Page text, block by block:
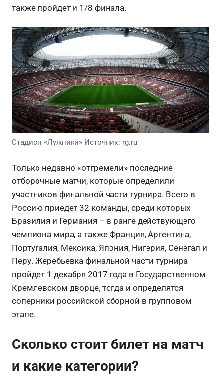
также пройдет и 1/8 финала.
Стадион «Лужники» Источник: rg.ru
Только недавно «отгремели» последние
отборочные матчи, которые определили
участников финальной части турнира. Всего в
Россию приедет 32 команды, среди которых
Бразилия и Германия – в ранге действующего
чемпиона мира, а также Франция, Аргентина,
Португалия, Мексика, Япония, Нигерия, Сенегал и
Перу. Жеребьевка финальной части турнира
пройдет 1 декабря 2017 года в Государственном
Кремлевском дворце, тогда и определятся
соперники российской сборной в групповом
этапе.
Сколько стоит билет на матч
и какие категории?